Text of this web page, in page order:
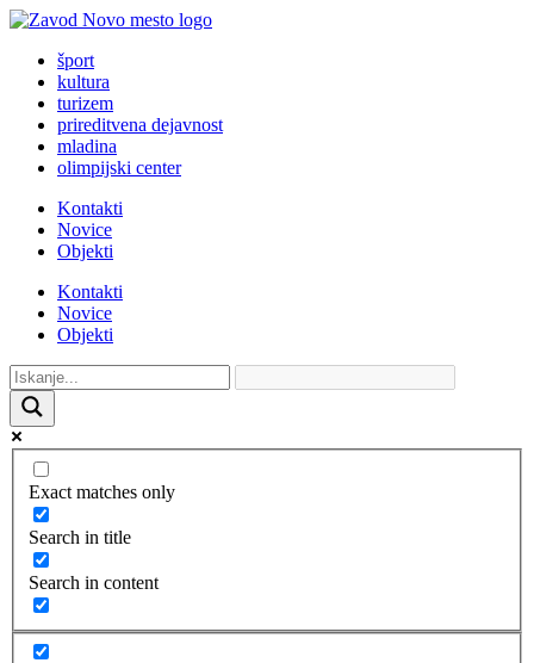
šport
kultura
turizem
prireditvena dejavnost
mladina
olimpijski center
Kontakti
Novice
Objekti
Kontakti
Novice
Objekti
Exact matches only
Search in title
Search in content